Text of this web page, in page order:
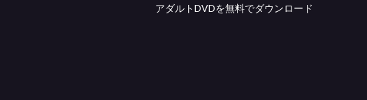
アダルトDVDを無料でダウンロード